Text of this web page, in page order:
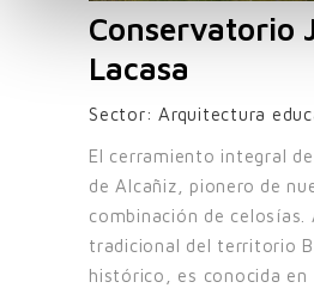
Conservatorio
Lacasa
Sector: Arquitectura
El cerramiento integral
de Alcañiz, pionero de
combinación de celosías.
tradicional del territorio
histórico, es conocida en